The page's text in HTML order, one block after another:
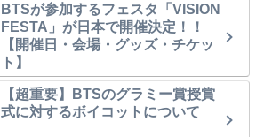
BTSが参加するフェスタ「VISION
FESTA」が日本で開催決定！！
【開催日・会場・グッズ・チケッ
ト】
【超重要】BTSのグラミー賞授賞
式に対するボイコットについて